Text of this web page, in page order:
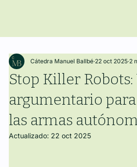
Stop Killer
argumentario
las armas
Cátedra Manuel Ballbé 22 oct 2025 2
Actualizado: 22 oct 2025